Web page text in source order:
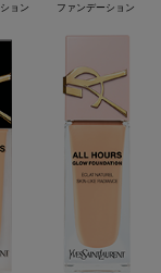
ョン
ファンデーション